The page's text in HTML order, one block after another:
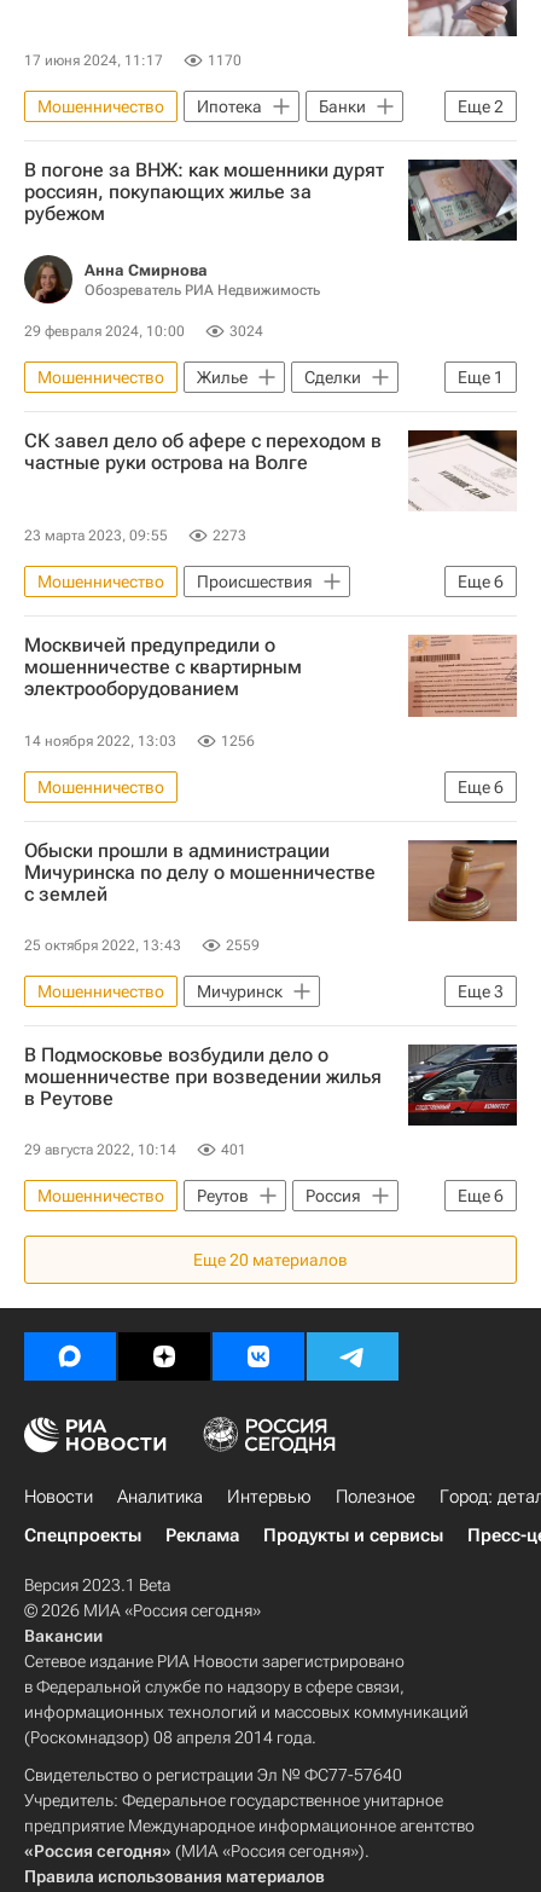
17 июня 2024, 11:17 1170
Еще2
Мошенничество Ипотека
Банки
Кредиты
ВТБ (банк)
В погоне за ВНЖ: как мошенники дурят
россиян, покупающих жилье за
рубежом
Анна Смирнова
Обозреватель РИА Недвижимость
29 февраля 2024, 10:00 3024
Еще 1
Мошенничество Жилье
Сделки
Аналитика – РИА Недвижимость
СК завел дело об афере с переходом в
частные руки острова на Волге
23 марта 2023, 09:55 2273
Еще6
Мошенничество
Происшествия
Россия
Энгельсский район
Следственный комитет России (СК РФ)
Генеральная прокуратура РФ
Земельные участки
Криминал
Москвичей предупредили о
мошенничестве с квартирным
электрооборудованием
14 ноября 2022, 13:03 1256
Еще6
Мошенничество
Москва Сегодня: мегаполис для жизни
Мосжилинспекция
Москва
Городское хозяйство Москвы
Комплекс городского хозяйства Москвы
ЖКХ
Обыски прошли в администрации
Мичуринска по делу о мошенничестве
с землей
25 октября 2022, 13:43 2559
Еще3
Мошенничество
Мичуринск
Тамбовская область
Происшествия
Земля
В Подмосковье возбудили дело о
мошенничестве при возведении жилья
в Реутове
29 августа 2022, 10:14 401
Еще6
Мошенничество Реутов
Россия
Жилье
Криминал
Следственный комитет России (СК РФ)
Московская область (Подмосковье)
Обманутые дольщики в России
Дольщики
Еще20 материалов
Новости Аналитика Интервью Полезное
Город:
Спецпроекты
Реклама Продукты и сервисы Пресс-
Версия 2023.1 Beta
© 2026 МИА «Россия сегодня»
Вакансии
Сетевое издание РИА Новости зарегистрировано
в Федеральной службе по надзору в сфере связи,
информационных технологий и массовых коммуникаций
(Роскомнадзор) 08 апреля 2014 года.
Свидетельство о регистрации Эл № ФС77-57640
Учредитель: Федеральное государственное унитарное
предприятие Международное информационное агентство
«Россия сегодня» (МИА «Россия сегодня»).
Правила использования материалов